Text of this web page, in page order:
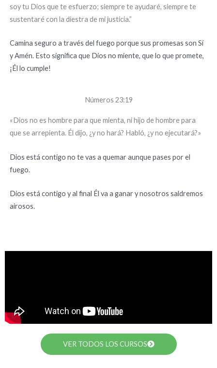
soy tu Dios que te esfuerzo; siempre te ayudaré, siempre te
sustentaré con la diestra de mi justicia.”
Camina seguro a través del fuego porque sus promesas son Sí
y Amén. Esto significa que Dios no miente, que lo que promete,
¡Él lo cumple!
Números 23:19
«Dios no es hombre para que mienta, ni hijo de hombre para
que se arrepienta. Él dijo, ¿y no hará? Habló, ¿y no ejecutará?»
Dios está contigo no te vas a quemar aunque pases por el
fuego.
Dios está contigo y al final Él va a ganar y nosotros saldremos
airosos.
VER TODOS LOS CURSOS